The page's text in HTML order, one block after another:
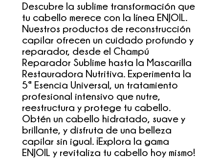
Descubre la sublime transformación que
tu cabello merece con la línea ENJOIL.
Nuestros productos de reconstrucción
capilar ofrecen un cuidado profundo y
reparador, desde el Champú
Reparador Sublime hasta la Mascarilla
Restauradora Nutritiva. Experimenta la
5ª Esencia Universal, un tratamiento
profesional intensivo que nutre,
reestructura y protege tu cabello.
Obtén un cabello hidratado, suave y
brillante, y disfruta de una belleza
capilar sin igual. ¡Explora la gama
ENJOIL y revitaliza tu cabello hoy mismo!